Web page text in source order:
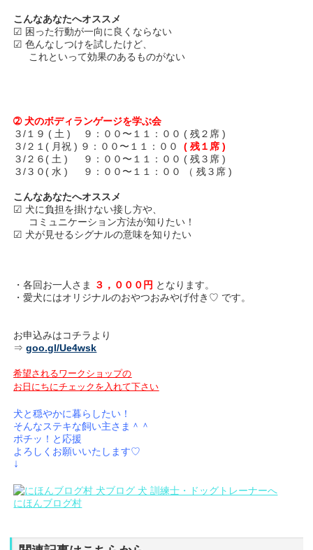
こんなあなたへオススメ
☑ 困った行動が一向に良くならない
☑ 色んなしつけを試したけど、
これといって効果のあるものがない
➁ 犬のボディランゲージを学ぶ会
３/１９ ( 土 ) ９：００〜１１：００ ( 残２席 )
３/２１( 月祝 ) ９：００〜１１：００
( 残１席 )
３/２６( 土 ) ９：００〜１１：００ ( 残３席 )
３/３０( 水 ) ９：００〜１１：００ （ 残３席 )
こんなあなたへオススメ
☑ 犬に負担を掛けない接し方や、
コミュニケーション方法が知りたい！
☑ 犬が見せるシグナルの意味を知りたい
・各回お一人さま ３，０００円 となります。
・愛犬にはオリジナルのおやつおみやげ付き♡ です。
お申込みはコチラより
⇒ goo.gl/Ue4wsk
希望されるワークショップの
お日にちにチェックを入れて下さい
犬と穏やかに暮らしたい！
そんなステキな飼い主さま＾＾
ポチッ！と応援
よろしくお願いいたします♡
↓
にほんブログ村